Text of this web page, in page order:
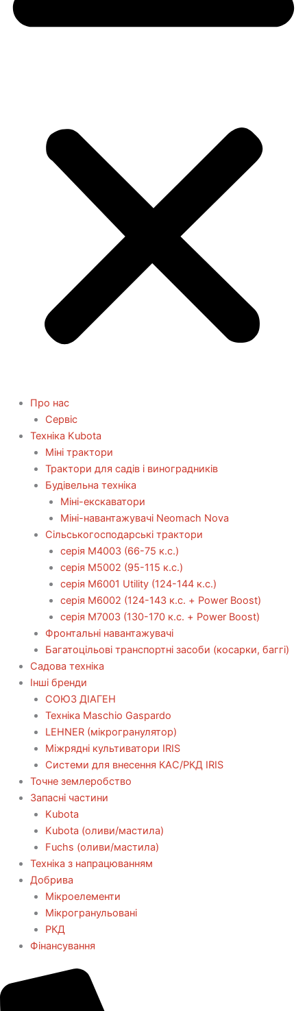
Про нас
Сервіс
Технiка Kubota
Міні трактори
Трактори для садів і виноградників
Будівельна техніка
Міні-екскаватори
Міні-навантажувачі Neomach Nova
Сільськогосподарські трактори
серія М4003 (66-75 к.с.)
серія М5002 (95-115 к.с.)
серія M6001 Utility (124-144 к.с.)
серія М6002 (124-143 к.с. + Power Boost)
серія М7003 (130-170 к.с. + Power Boost)
Фронтальні навантажувачі
Багатоцільові транспортні засоби (косарки, баггі)
Садова техніка
Інші бренди
СОЮЗ ДІАГЕН
Техніка Maschio Gaspardo
LEHNER (мікрогранулятор)
Міжрядні культиватори IRIS
Системи для внесення КАС/РКД IRIS
Точне землеробство
Запасні частини
Kubota
Kubota (оливи/мастила)
Fuchs (оливи/мастила)
Техніка з напрацюванням
Добрива
Мікроелементи
Мікрогранульовані
РКД
Фінансування